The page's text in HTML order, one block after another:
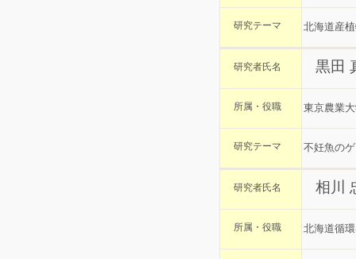
研究テーマ 北海道産
研究者氏名 黒田
所属・役職 東京農業
研究テーマ 不妊魚の
研究者氏名 相川
所属・役職 北海道循